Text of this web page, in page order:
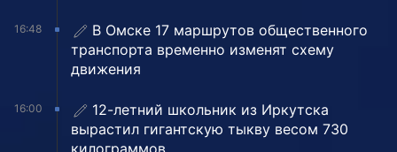
16:48
В Омске 17 маршрутов общественного
транспорта временно изменят схему
движения
16:00
12-летний школьник из Иркутска
вырастил гигантскую тыкву весом 730